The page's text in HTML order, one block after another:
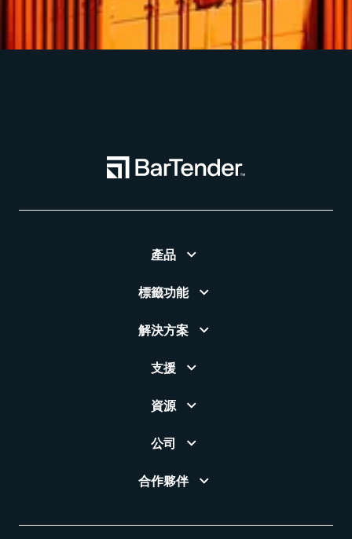
產品
標籤功能
解決方案
支援
資源
公司
合作夥伴